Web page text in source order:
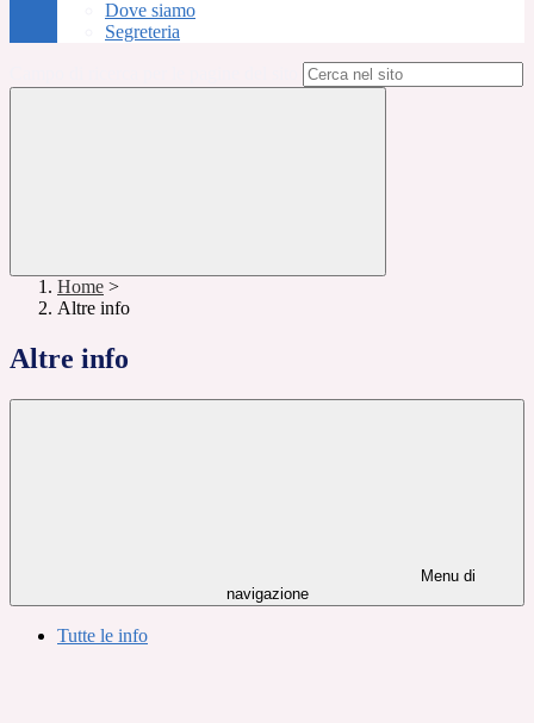
Dove siamo
Segreteria
Home >
Altre info
Altre info
Menu di
navigazione
Tutte le info